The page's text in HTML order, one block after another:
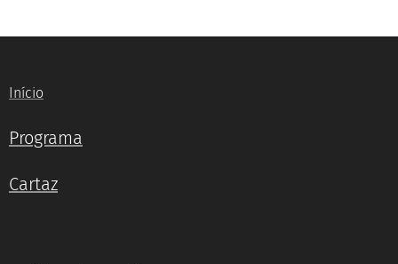
Início
Programa
Cartaz